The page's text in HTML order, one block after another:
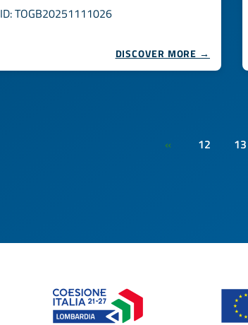
ID: TOGB20251111026
DISCOVER MORE →
« 12 13